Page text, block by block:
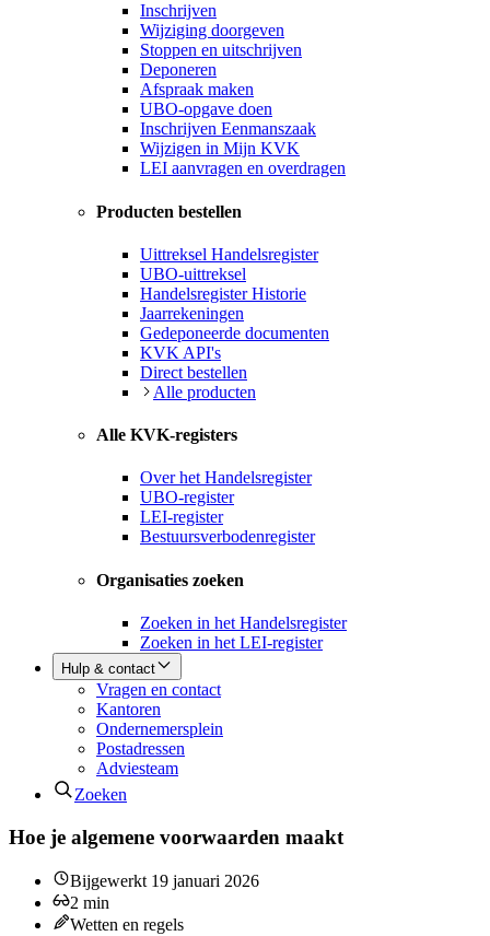
Inschrijven
Wijziging doorgeven
Stoppen en uitschrijven
Deponeren
Afspraak maken
UBO-opgave doen
Inschrijven Eenmanszaak
Wijzigen in Mijn KVK
LEI aanvragen en overdragen
Producten bestellen
Uittreksel Handelsregister
UBO-uittreksel
Handelsregister Historie
Jaarrekeningen
Gedeponeerde documenten
KVK API's
Direct bestellen
Alle producten
Alle KVK-registers
Over het Handelsregister
UBO-register
LEI-register
Bestuursverbodenregister
Organisaties zoeken
Zoeken in het Handelsregister
Zoeken in het LEI-register
Hulp & contact
Vragen en contact
Kantoren
Ondernemersplein
Postadressen
Adviesteam
Zoeken
Hoe je algemene voorwaarden maakt
Bijgewerkt 19 januari 2026
2 min
Wetten en regels